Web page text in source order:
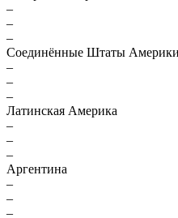
–
–
–
Соединённые Штаты Америки
–
–
–
Латинская Америка
–
–
–
Аргентина
–
–
–